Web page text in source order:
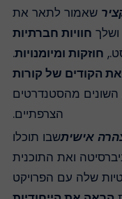
שאמור לתאר את
חוויות חברתיות
חוזקות ומיומנויות.
של קורות
מהסטנדרטים
הצרפתיים.
אישיתשבו תוכלו
ואת התוכנית
שלה עם הפרויקט